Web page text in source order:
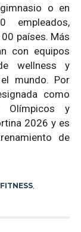
o en
empleados,
países. Más
con equipos
wellness y
mundo. Por
como
Olímpicos y
2026 y es
de
FITNESS,